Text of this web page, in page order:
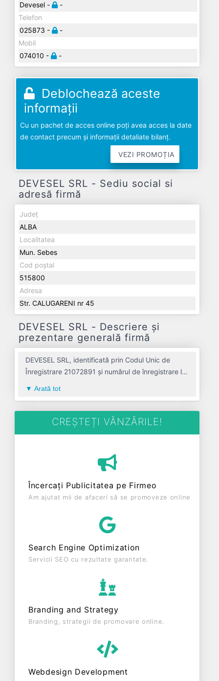
Devesel -
-
Telefon
025873 -
-
Mobil
074010 -
-
Deblochează aceste
informații
Cu un pachet de acces online poți avea acces la date
de contact precum și informații detaliate bilanț.
VEZI PROMOȚIA
DEVESEL SRL - Sediu social si
adresă firmă
Județ
ALBA
Localitatea
Mun. Sebes
Cod poștal
515800
Adresa
Str. CALUGARENI nr 45
DEVESEL SRL - Descriere și
prezentare generală firmă
DEVESEL SRL, identificată prin Codul Unic de
Înregistrare 21072891 și numărul de înregistrare la
Cu sediul social poziționat în zona de Centru a țării,
în judetul ALBA, compania aduce o contribuție
fost fondată în anul 2007, având o vechime de 19
ani. Conform ultimului bilanț, societatea a
afaceri de 151.828 RON, gestionând operațiunile
cu un număr mediu de 1 de salariați pe ultimul an
punct de vedere fiscal si are status: FUNCTIUNE.
Societatea este plătitoare de TVA din anul 2010.
Arată tot
CREȘTEȚI VÂNZĂRILE!
Încercați Publicitatea pe Firmeo
Am ajutat mii de afaceri să se promoveze online
Search Engine Optimization
Servicii SEO cu rezultate garantate.
Branding and Strategy
Branding, strategii de promovare online.
Webdesign Development